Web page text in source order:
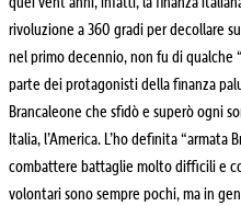
rivoluzione a 360 gradi per decollare
nel primo decennio, non fu di qualche
parte dei protagonisti della finanza
Brancaleone che sfidò e superò ogni
Italia, l’America. L’ho definita “armata
combattere battaglie molto difficili e
volontari sono sempre pochi, ma in